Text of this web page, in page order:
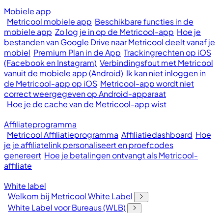
Mobiele app
Metricool mobiele app Beschikbare functies in de
mobiele app Zo log je in op de Metricool-app Hoe je
bestanden van Google Drive naar Metricool deelt vanaf je
mobiel Premium Plan in de App Trackingrechten op iOS
(Facebook en Instagram) Verbindingsfout met Metricool
vanuit de mobiele app (Android) Ik kan niet inloggen in
de Metricool-app op iOS Metricool-app wordt niet
correct weergegeven op Android-apparaat
Hoe je de cache van de Metricool-app wist
Affiliateprogramma
Metricool Affiliatieprogramma Affiliatiedashboard Hoe
je je affiliatelink personaliseert en proefcodes
genereert Hoe je betalingen ontvangt als Metricool-
affiliate
White label
Welkom bij Metricool White Label
White Label voor Bureaus (WLB)